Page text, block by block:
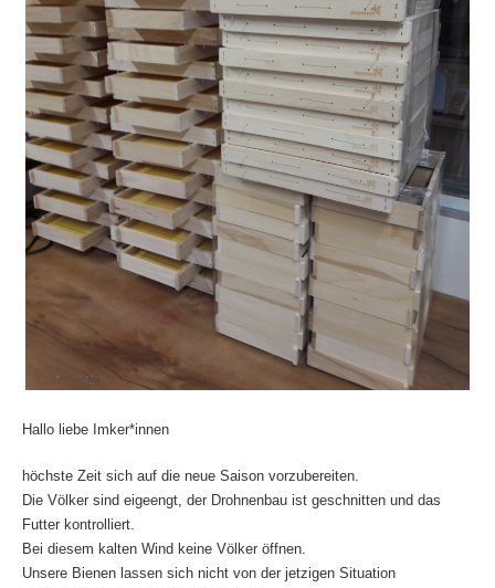
Hallo liebe Imker*innen
höchste Zeit sich auf die neue Saison vorzubereiten.
Die Völker sind eigeengt, der Drohnenbau ist geschnitten und das
Futter kontrolliert.
Bei diesem kalten Wind keine Völker öffnen.
Unsere Bienen lassen sich nicht von der jetzigen Situation